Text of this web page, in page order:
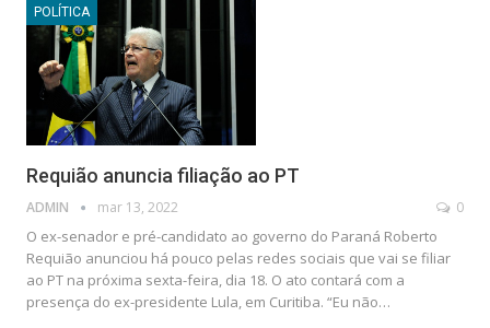
POLÍTICA
Requião anuncia filiação ao PT
ADMIN mar 13, 2022 0
O ex-senador e pré-candidato ao governo do Paraná Roberto
Requião anunciou há pouco pelas redes sociais que vai se filiar
ao PT na próxima sexta-feira, dia 18. O ato contará com a
presença do ex-presidente Lula, em Curitiba. “Eu não…